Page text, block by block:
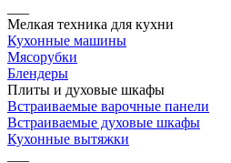
Мелкая техника для кухни
Кухонные машины
Мясорубки
Блендеры
Плиты и духовые шкафы
Встраиваемые варочные панели
Встраиваемые духовые шкафы
Кухонные вытяжки